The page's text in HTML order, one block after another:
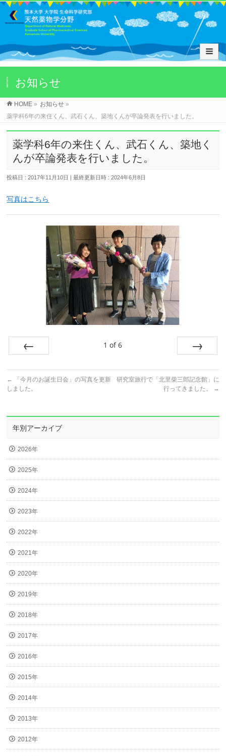
お知らせ
HOME » お知らせ »
薬学科6年の来住くん、武石くん、築地くんが卒論発表を行いました。
薬学科6年の来住くん、武石くん、築地く
んが卒論発表を行いました。
投稿日 : 2017年11月10日 最終更新日時 : 2024年6月8日
写真はこちら
1 of 6
←
「今月のお誕生日会」の写真を更新
しました。
研究室旅行で「北里柴三郎記念館」に
行ってきました。
→
年別アーカイブ
2026年
2025年
2024年
2023年
2022年
2021年
2020年
2019年
2018年
2017年
2016年
2015年
2014年
2013年
2012年